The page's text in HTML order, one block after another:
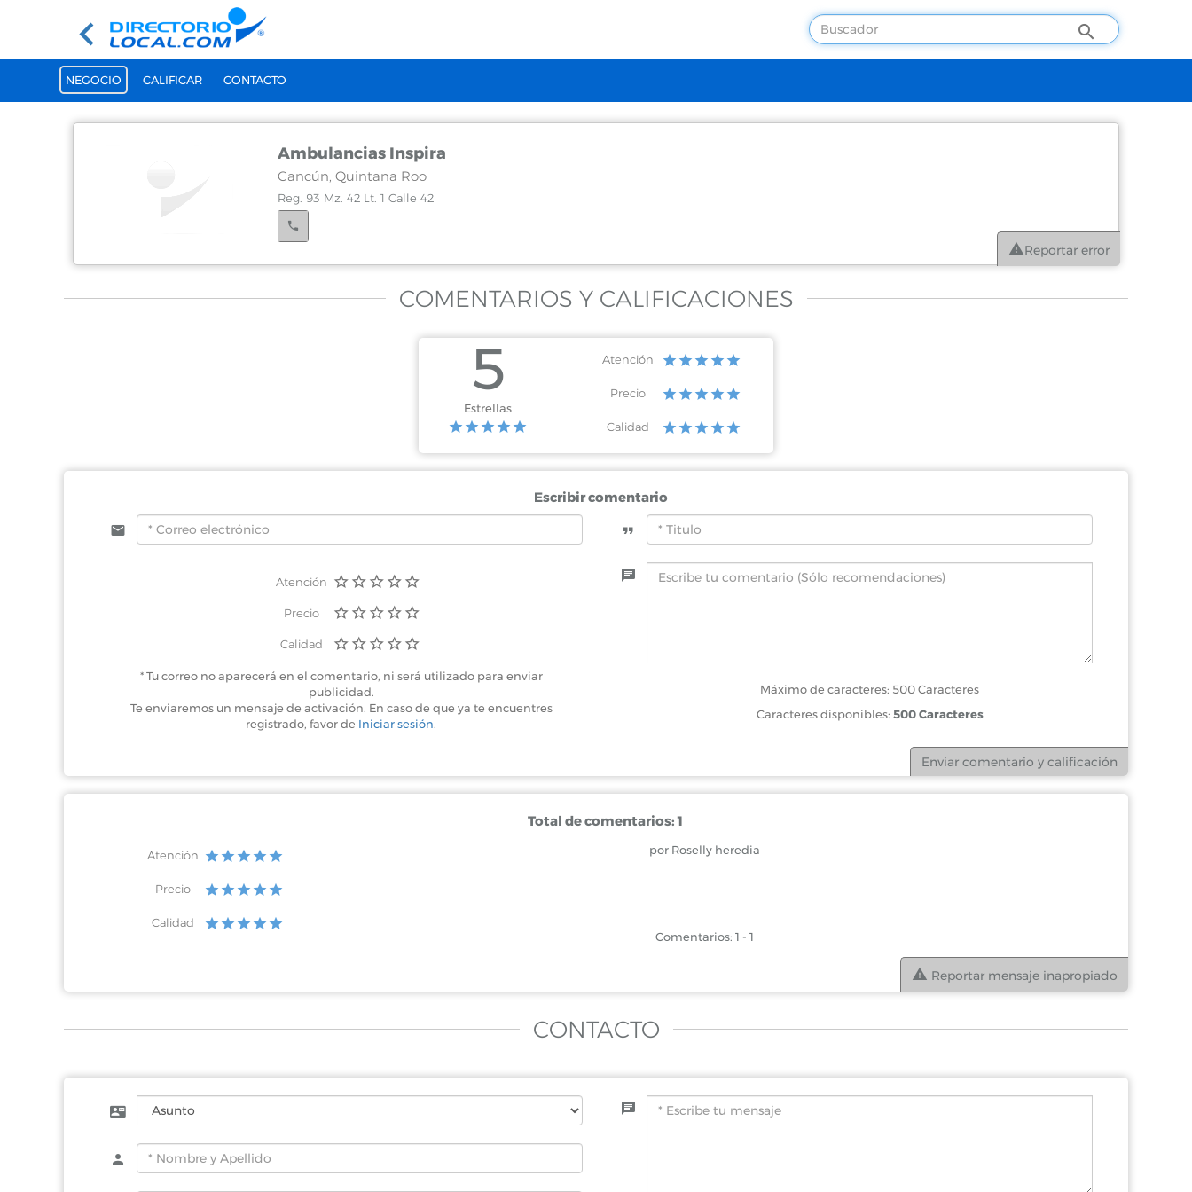
NEGOCIO CALIFICAR CONTACTO
Ambulancias Inspira
Cancún, Quintana Roo
Reg. 93 Mz. 42 Lt. 1 Calle 42
Reportar error
COMENTARIOS Y CALIFICACIONES
5
Estrellas
Atención
Precio
Calidad
Escribir comentario
Atención
Precio
Calidad
* Tu correo no aparecerá en el comentario, ni será utilizado para enviar
publicidad.
Te enviaremos un mensaje de activación. En caso de que ya te encuentres
registrado, favor de Iniciar sesión.
Máximo de caracteres: 500 Caracteres
Caracteres disponibles: 500 Caracteres
Total de comentarios: 1
Reportar mensaje inapropiado
Atención
Precio
Calidad
por Roselly heredia
Comentarios: 1 - 1
CONTACTO